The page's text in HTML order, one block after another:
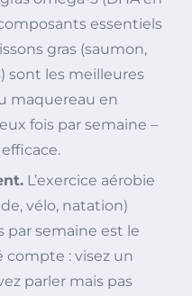
essentiels
gras (saumon,
sont les meilleures
maquereau en
fois par semaine –
L’exercice aérobie
vélo, natation)
par semaine est le
compte : visez un
parler mais pas